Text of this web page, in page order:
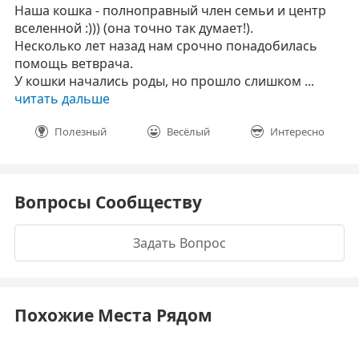
Наша кошка - полноправный член семьи и центр
вселенной :))) (она точно так думает!).
Несколько лет назад нам срочно понадобилась
помощь ветврача.
У кошки начались роды, но прошло слишком ...
читать дальше
Полезный Весёлый Интересно
Вопросы Сообществу
Задать Вопрос
Похожие Места Рядом